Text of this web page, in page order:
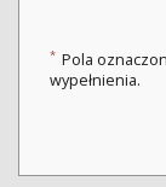
* Pola
wypełnienia.